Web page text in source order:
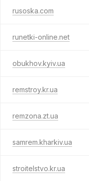
rusoska.com
runetki-online.net
obukhov.kyiv.ua
remstroy.kr.ua
remzona.zt.ua
samrem.kharkiv.ua
stroitelstvo.kr.ua